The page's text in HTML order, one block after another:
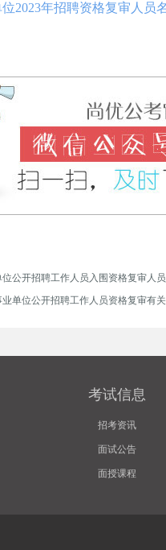
2023年招聘资格复审人员
公开招聘工作人员入围资格复审人
单位公开招聘工作人员资格复审有
考试信息
招考资讯
面试公告
面授课程